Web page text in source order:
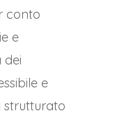
conto
e
dei
e
strutturato